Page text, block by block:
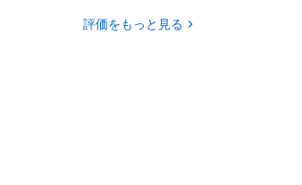
評価をもっと見る